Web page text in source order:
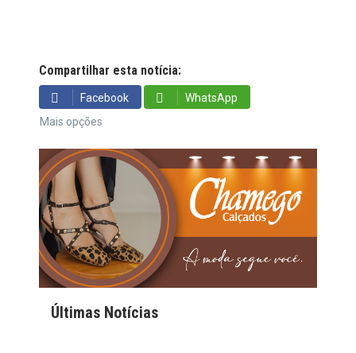
Compartilhar esta notícia:
Facebook
WhatsApp
Mais opções
Últimas Notícias